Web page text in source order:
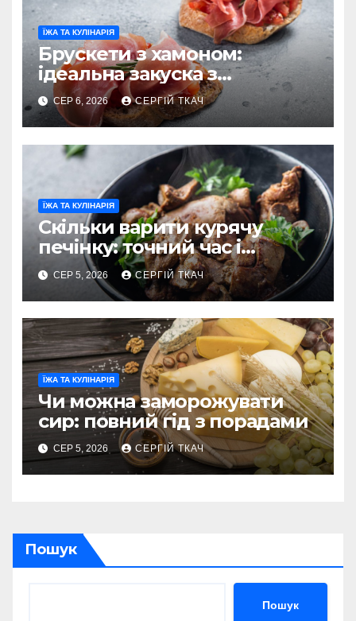
ЇЖА ТА КУЛІНАРІЯ
Брускети з хамоном:
ідеальна закуска з
характером
СЕР 6, 2026 СЕРГІЙ ТКАЧ
ЇЖА ТА КУЛІНАРІЯ
Скільки варити курячу
печінку: точний час і
секрети ніжності
СЕР 5, 2026 СЕРГІЙ ТКАЧ
ЇЖА ТА КУЛІНАРІЯ
Чи можна заморожувати
сир: повний гід з порадами
СЕР 5, 2026 СЕРГІЙ ТКАЧ
Пошук
Пошук